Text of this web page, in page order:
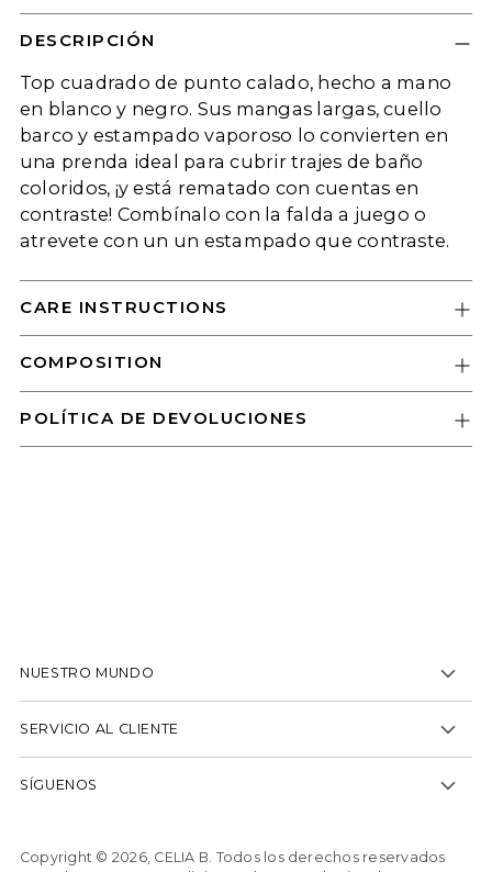
DESCRIPCIÓN
Top cuadrado de punto calado, hecho a mano
en blanco y negro. Sus mangas largas, cuello
barco y estampado vaporoso lo convierten en
una prenda ideal para cubrir trajes de baño
coloridos, ¡y está rematado con cuentas en
contraste! Combínalo con la falda a juego o
atrevete con un un estampado que contraste.
CARE INSTRUCTIONS
COMPOSITION
POLÍTICA DE DEVOLUCIONES
NUESTRO MUNDO
SERVICIO AL CLIENTE
SÍGUENOS
Copyright © 2026, CELIA B. Todos los derechos reservados
productos a su lista de deseos y ver los
artículos guardados anteriormente.
Acceso